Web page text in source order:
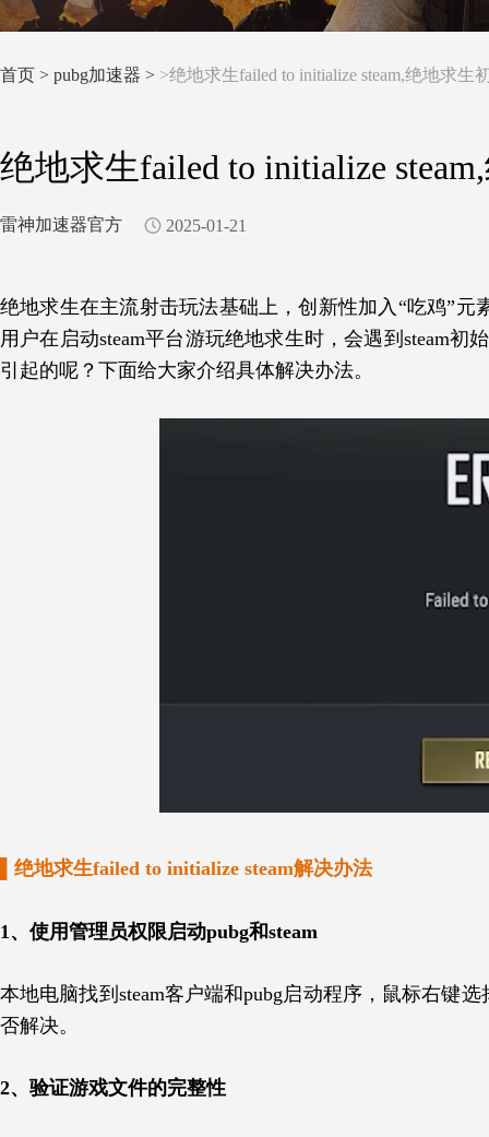
首页 > pubg加速器 > >绝地求生failed to initialize steam,绝地求生
绝地求生failed to initialize
雷神加速器官方 2025-01-21
绝地求生在主流射击玩法基础上，创新性加入“吃鸡”
用户在启动steam平台游玩绝地求生时，会遇到steam初
引起的呢？下面给大家介绍具体解决办法。
▌绝地求生failed to initialize steam解决办法
1、使用管理员权限启动pubg和steam
本地电脑找到steam客户端和pubg启动程序，鼠标右键
否解决。
2、验证游戏文件的完整性